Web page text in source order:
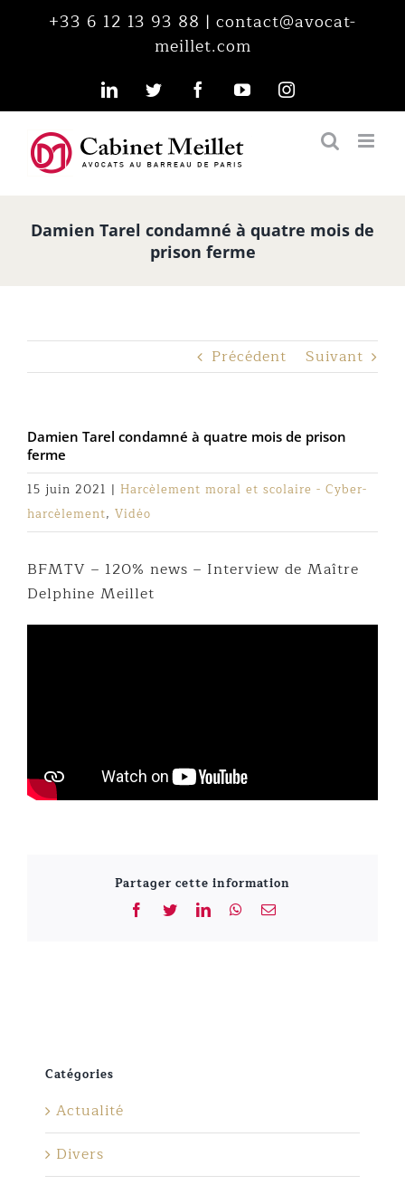
+33 6 12 13 93 88 | contact@avocat-
meillet.com
LinkedInTwitter FacebookYouTubeInstagram
Damien Tarel condamné à quatre mois de
prison ferme
Précédent Suivant
Damien Tarel condamné à quatre mois de prison
ferme
15 juin 2021 | Harcèlement moral et scolaire - Cyber-
harcèlement, Vidéo
BFMTV – 120% news – Interview de Maître
Delphine Meillet
Partager cette information
Facebook
TwitterLinkedInWhatsApp
Email
Catégories
Actualité
Divers